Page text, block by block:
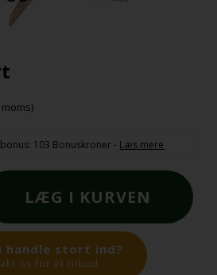
103 Bonuskroner - Læs mere
handle stort ind?
os for et tilbud.